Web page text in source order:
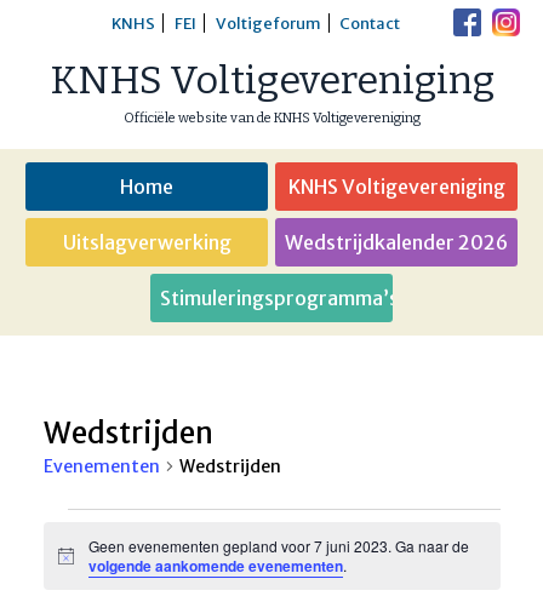
content
KNHS FEI Voltigeforum Contact
KNHS Voltigevereniging
Officiële website van de KNHS Voltigevereniging
Home KNHS Voltigevereniging
Uitslagverwerking Wedstrijdkalender 2026
Stimuleringsprogramma’s
Wedstrijden
Evenementen Wedstrijden
in
Bericht
Geen evenementen gepland voor 7 juni 2023. Ga naar de
volgende aankomende evenementen.